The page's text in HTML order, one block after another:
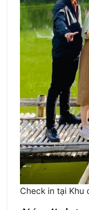
Check in tại Khu